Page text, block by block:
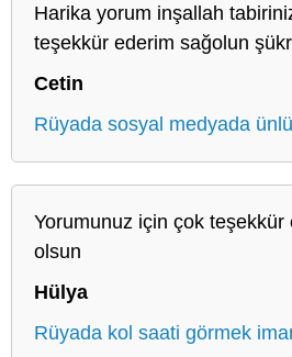
Harika yorum inşallah
teşekkür ederim sağolun
Cetin
Rüyada sosyal medyada
Yorumunuz için çok teşekkür
olsun
Hülya
Rüyada kol saati görmek